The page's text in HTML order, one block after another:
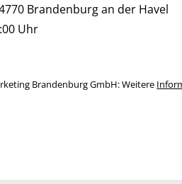
Brandenburg an der Havel
Uhr
Brandenburg GmbH: Weitere